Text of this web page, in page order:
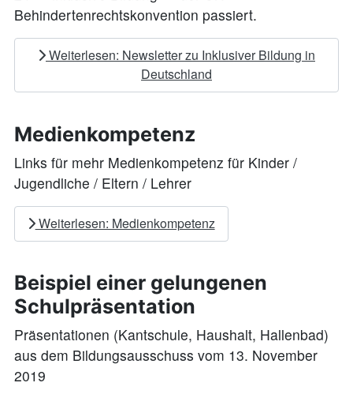
Behindertenrechtskonvention passiert.
Weiterlesen: Newsletter zu Inklusiver Bildung in
Deutschland
Medienkompetenz
Links für mehr Medienkompetenz für Kinder /
Jugendliche / Eltern / Lehrer
Weiterlesen: Medienkompetenz
Beispiel einer gelungenen
Schulpräsentation
Präsentationen (Kantschule, Haushalt, Hallenbad)
aus dem Bildungsausschuss vom 13. November
2019